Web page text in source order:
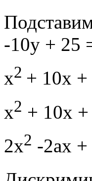
-10у + 25
х2 + 10х
х2 + 10х
2х2 -2ах +